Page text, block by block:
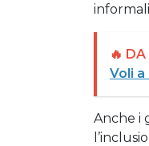
🔥
Voli a
Anche i